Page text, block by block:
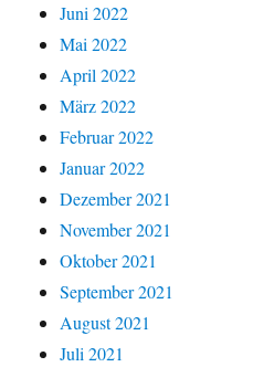
Juni 2022
Mai 2022
April 2022
März 2022
Februar 2022
Januar 2022
Dezember 2021
November 2021
Oktober 2021
September 2021
August 2021
Juli 2021